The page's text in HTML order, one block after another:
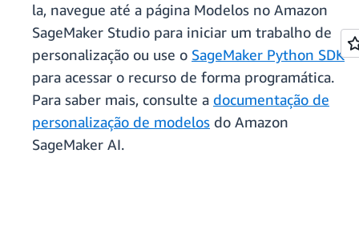
la, navegue até a página Modelos no Amazon
SageMaker Studio para iniciar um trabalho de
personalização ou use o SageMaker Python SDK
para acessar o recurso de forma programática.
Para saber mais, consulte a documentação de
personalização de modelos do Amazon
SageMaker AI.